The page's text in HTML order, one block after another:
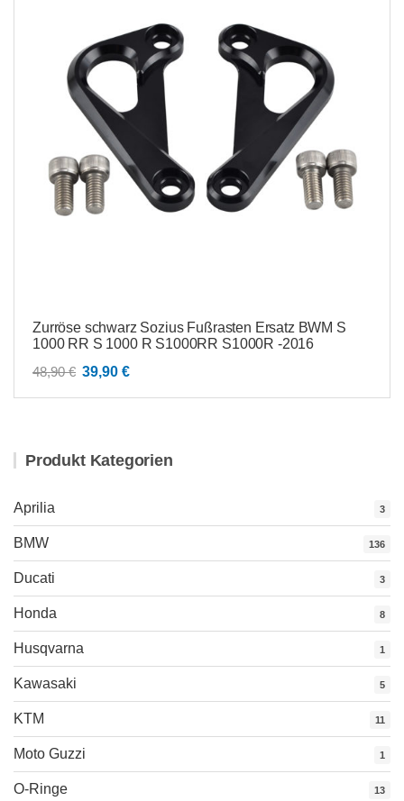
Zurröse schwarz Sozius Fußrasten Ersatz BWM S
1000 RR S 1000 R S1000RR S1000R -2016
48,90€ Ursprünglicher
39,90 €Aktueller
Produkt Kategorien
Aprilia 3
BMW 136
Ducati 3
Honda 8
Husqvarna 1
Kawasaki 5
KTM 11
Moto Guzzi 1
O-Ringe 13